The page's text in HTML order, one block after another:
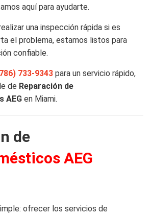
aquí para ayudarte.
una inspección rápida si es
el problema, estamos listos para
confiable.
733-9343 para un servicio rápido,
de Reparación de
AEG en Miami.
de
AEG
ofrecer los servicios de